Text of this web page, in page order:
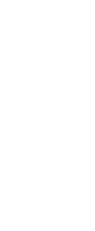
le voi aplica,
că
am adus: cu
ceea ce
că un impact
zi. Se